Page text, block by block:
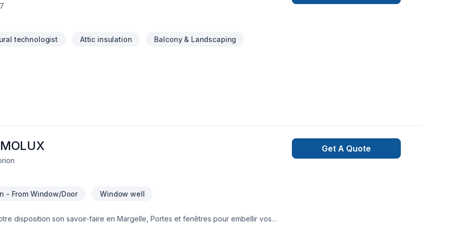
technologist Attic insulation Balcony & Landscaping
- From Window/Door Window well
disposition son savoir-faire en Margelle, Portes et fenêtres pour embellir vos
Get A Quote